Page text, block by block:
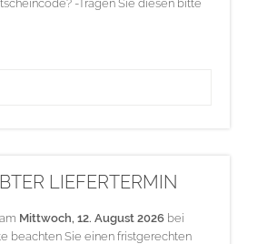
-Tragen Sie diesen bitte
LIEFERTERMIN
Mittwoch, 12. August 2026 bei
beachten Sie einen fristgerechten